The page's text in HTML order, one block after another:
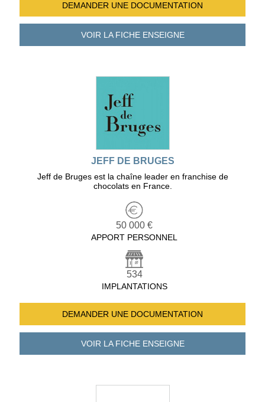
DEMANDER UNE DOCUMENTATION
VOIR LA FICHEENSEIGNE
JEFF DE BRUGES
Jeff de Bruges est la chaîne leader en franchise de
chocolats en France.
50 000 €
APPORT PERSONNEL
534
IMPLANTATIONS
DEMANDER UNE DOCUMENTATION
VOIR LA FICHEENSEIGNE